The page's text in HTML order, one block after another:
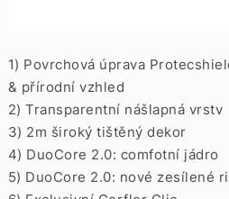
1) Povrchová úprava
& přírodní vzhled
2) Transparentní nášlapná vrstv
3) 2m široký tištěný dekor
4) DuoCore 2.0: comfotní jádro
5) DuoCore 2.0: nové zesílené